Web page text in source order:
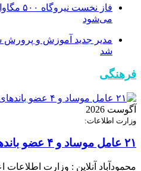
فاز
می‌شود
مدیر جدید آموزش و پرورش
شد
فرهنگی
آگوست 2026
وزارت اطلاعات:
۲۱ عامل موساد و ۴ عضو باند‌های مسلح بازداشت شدند